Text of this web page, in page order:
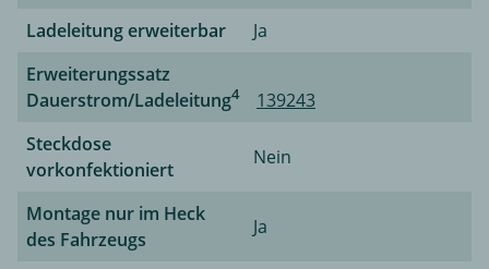
Ladeleitung erweiterbar
Ja
Erweiterungssatz
Dauerstrom/Ladeleitung4
139243
Steckdose
vorkonfektioniert
Nein
Montage nur im Heck
des Fahrzeugs
Ja